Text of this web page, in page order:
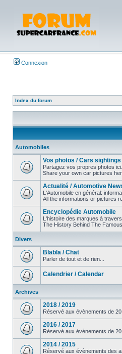
Connexion
Index du forum
Automobiles
Vos photos / Cars sightings
Partagez vos propres photos ici.
Share your own car pictures
Actualité / Automotive
L'Automobile en général:
All the informations or pictures
Encyclopédie Automobile
L'histoire des marques à
The History Behind The Famous
Divers
Blabla / Chat
Parler de tout et de rien...
Calendrier / Calendar
Archives
2018 / 2019
Réservé aux évènements de
2016 / 2017
Réservé aux évènements de
2014 / 2015
Réservé aux évènements des